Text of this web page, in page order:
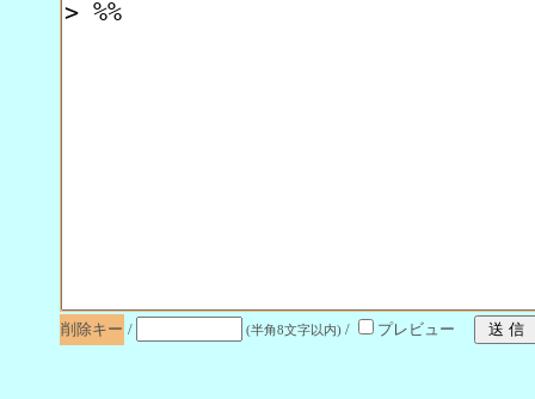
削除キー / (半角8文字以内) / プレビュー